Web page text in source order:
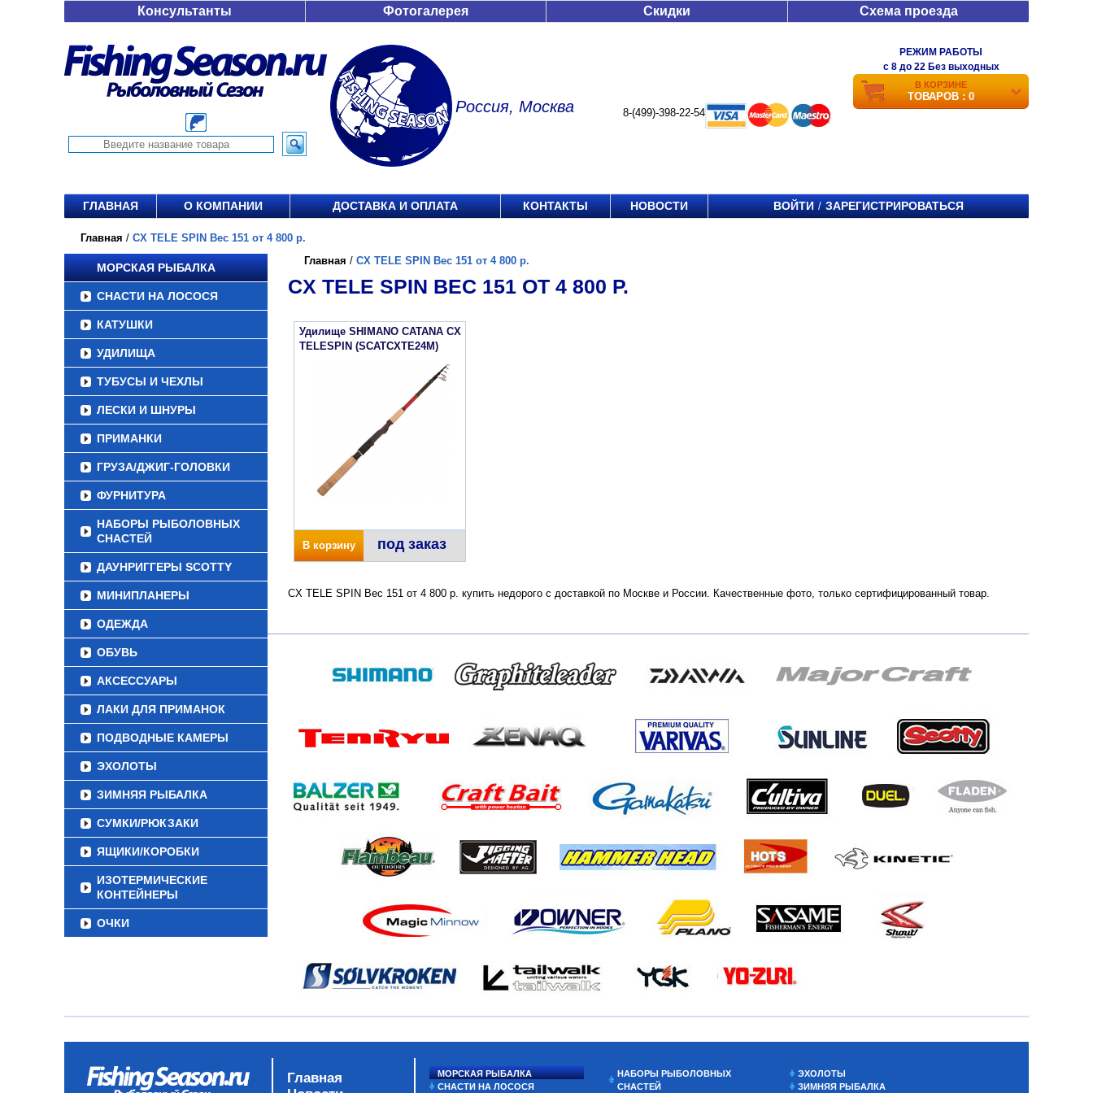
Консультанты Фотогалерея Скидки Схема проезда
Россия, Москва 8-(499)-398-22-54
РЕЖИМ РАБОТЫ
c 8 до 22 Без выходных
В КОРЗИНЕ
ТОВАРОВ : 0
ГЛАВНАЯ О КОМПАНИИ ДОСТАВКА И ОПЛАТА КОНТАКТЫ НОВОСТИ ВОЙТИ / ЗАРЕГИСТРИРОВАТЬСЯ
Главная / CX TELE SPIN Вес 151 от 4 800 р.
МОРСКАЯ РЫБАЛКА
СНАСТИ НА ЛОСОСЯ
КАТУШКИ
УДИЛИЩА
ТУБУСЫ И ЧЕХЛЫ
ЛЕСКИ И ШНУРЫ
ПРИМАНКИ
ГРУЗА/ДЖИГ-ГОЛОВКИ
ФУРНИТУРА
НАБОРЫ РЫБОЛОВНЫХ
СНАСТЕЙ
ДАУНРИГГЕРЫ SCOTTY
МИНИПЛАНЕРЫ
ОДЕЖДА
ОБУВЬ
АКСЕССУАРЫ
ЛАКИ ДЛЯ ПРИМАНОК
ПОДВОДНЫЕ КАМЕРЫ
ЭХОЛОТЫ
ЗИМНЯЯ РЫБАЛКА
СУМКИ/РЮКЗАКИ
ЯЩИКИ/КОРОБКИ
ИЗОТЕРМИЧЕСКИЕ
КОНТЕЙНЕРЫ
ОЧКИ
Главная / CX TELE SPIN Вес 151 от 4 800 р.
CX TELE SPIN ВЕС 151 ОТ 4 800 Р.
Удилище SHIMANO CATANA CX
TELESPIN (SCATCXTE24M)
В корзину под заказ
CX TELE SPIN Вес 151 от 4 800 р. купить недорого с доставкой по Москве и России. Качественные фото, только сертифицированный товар.
Главная
МОРСКАЯ РЫБАЛКА
СНАСТИ НА ЛОСОСЯ
НАБОРЫ РЫБОЛОВНЫХ
СНАСТЕЙ
ЭХОЛОТЫ
ЗИМНЯЯ РЫБАЛКА